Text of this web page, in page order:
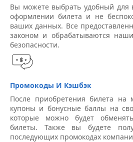
Вы можете выбрать удобный для
оформлении билета и не
ваших данных. Все
законом и обрабатываются
безопасности.
Промокоды И Кэшбэк
После приобретения билета на
купоны и бонусные баллы на
которые можно будет
билеты. Также вы будете
последующих промокодах